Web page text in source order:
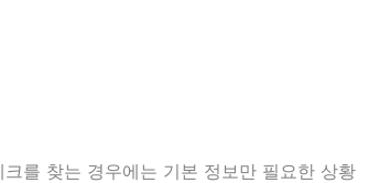
를 찾는 경우에는 기본 정보만 필요한 상황